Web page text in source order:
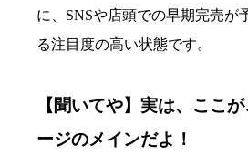
に、SNSや店頭での早期完売が
る注目度の高い状態です。
【聞いてや】実は、ここ
ージのメインだよ！